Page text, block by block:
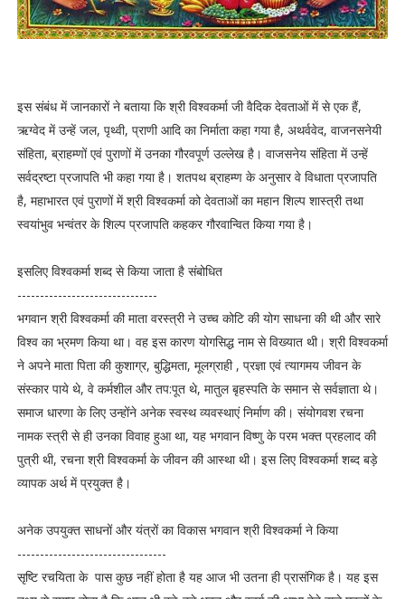
इस संबंध में जानकारों ने बताया कि श्री विश्वकर्मा जी वैदिक देवताओं में से एक हैं,
ऋग्वेद में उन्हें जल, पृथ्वी, प्राणी आदि का निर्माता कहा गया है, अथर्ववेद, वाजनसनेयी
संहिता, ब्राहम्णों एवं पुराणों में उनका गौरवपूर्ण उल्लेख है। वाजसनेय संहिता में उन्हें
सर्वद्रष्टा प्रजापति भी कहा गया है। शतपथ ब्राहम्ण के अनुसार वे विधाता प्रजापति
है, महाभारत एवं पुराणों में श्री विश्वकर्मा को देवताओं का महान शिल्प शास्त्री तथा
स्वयांभुव भन्वंतर के शिल्प प्रजापति कहकर गौरवान्वित किया गया है।
इसलिए विश्वकर्मा शब्द से किया जाता है संबोधित
-------------------------------
भगवान श्री विश्वकर्मा की माता वरस्त्री ने उच्च कोटि की योग साधना की थी और सारे
विश्व का भ्रमण किया था। वह इस कारण योगसिद्ध नाम से विख्यात थी। श्री विश्वकर्मा
ने अपने माता पिता की कुशाग्र, बुद्धिमता, मूलग्राही , प्रज्ञा एवं त्यागमय जीवन के
संस्कार पाये थे, वे कर्मशील और तप:पूत थे, मातुल बृहस्पति के समान से सर्वज्ञाता थे।
समाज धारणा के लिए उन्होंने अनेक स्वस्थ व्यवस्थाएं निर्माण की। संयोगवश रचना
नामक स्त्री से ही उनका विवाह हुआ था, यह भगवान विष्णु के परम भक्त प्रहलाद की
पुत्री थी, रचना श्री विश्वकर्मा के जीवन की आस्था थी। इस लिए विश्वकर्मा शब्द बड़े
व्यापक अर्थ में प्रयुक्त है।
अनेक उपयुक्त साधनों और यंत्रों का विकास भगवान श्री विश्वकर्मा ने किया
---------------------------------
सृष्टि रचयिता के पास कुछ नहीं होता है यह आज भी उतना ही प्रासंगिक है। यह इस